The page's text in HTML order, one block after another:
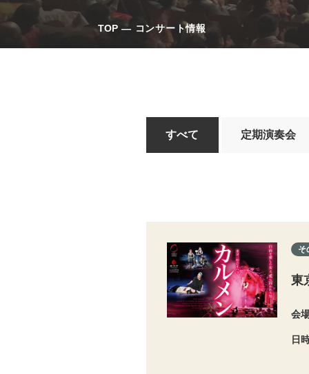
TOP コンサート情報
すべて 定期演奏会
そ
東
会
日